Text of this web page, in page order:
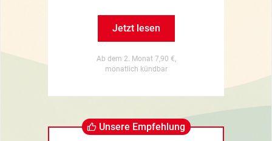
Jetzt lesen
Ab dem 2. Monat 7,90 €,
monatlich kündbar
Unsere Empfehlung